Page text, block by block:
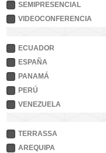
SEMIPRESENCIAL
VIDEOCONFERENCIA
ECUADOR
ESPAÑA
PANAMÁ
PERÚ
VENEZUELA
TERRASSA
AREQUIPA